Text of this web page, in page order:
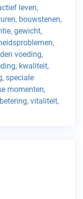
leven,
, bouwstenen,
, gewicht,
,
voeding,
, kwaliteit,
, speciale
momenten,
, vitaliteit,